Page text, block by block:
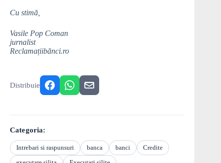
Cu stimă,
Vasile Pop Coman
jurnalist
Reclamațiibănci.ro
Distribuie
Categoria:
Intrebari si raspunsuri banca banci
Credite